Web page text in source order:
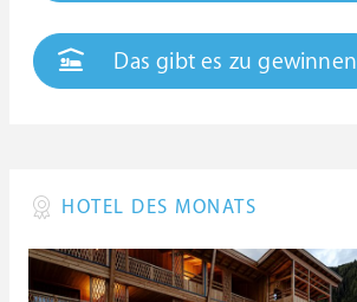
Das gibt es zu gewinnen
HOTEL DES MONATS